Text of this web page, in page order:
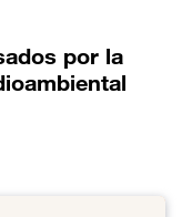
por la